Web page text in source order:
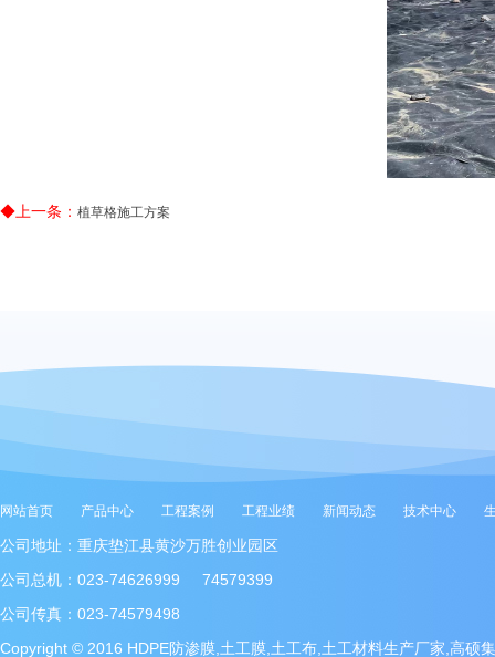
◆上一条： 植草格施工方案
网站首页 产品中心 工程案例 工程业绩 新闻动态 技术中心
公司地址：重庆垫江县黄沙万胜创业园区
公司总机：023-74626999 74579399
公司传真：023-74579498
Copyright © 2016 HDPE防渗膜,土工膜,土工布,土工材料生产厂家,高硕